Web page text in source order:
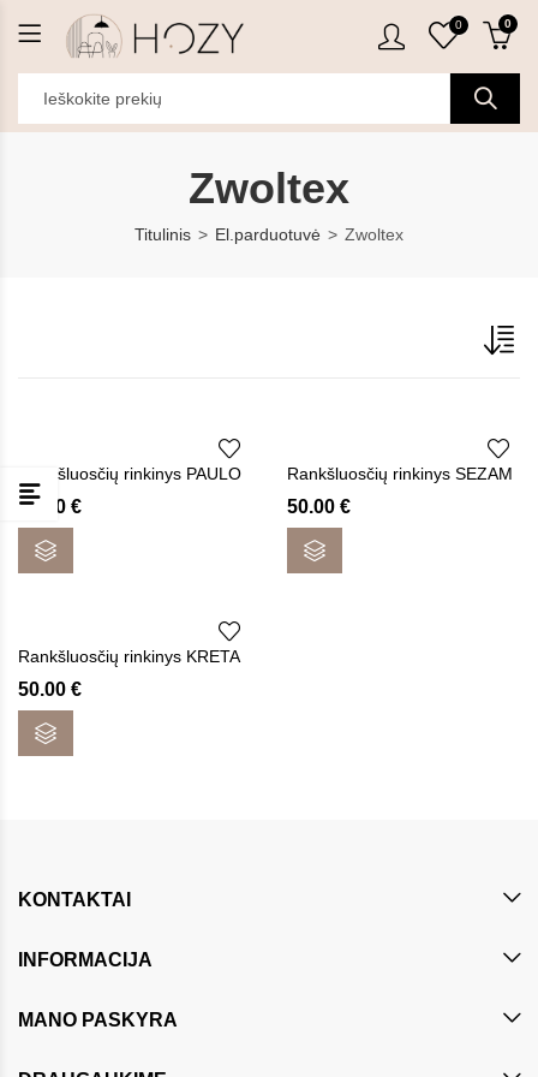
0 0
Zwoltex
Titulinis El.parduotuvė Zwoltex
Rankšluosčių rinkinys PAULO
59.00 €
Rankšluosčių rinkinys SEZAM
50.00 €
Rankšluosčių rinkinys KRETA
50.00 €
KONTAKTAI
INFORMACIJA
MANO PASKYRA